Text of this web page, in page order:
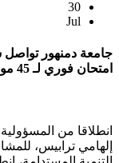
30
Jul
جامعة دمنهور تواصل
امتحان فوري لـ 45 مواطن أمي بمركز الأبعادية ب
انطلاقا من
إلهامي ترابيس،